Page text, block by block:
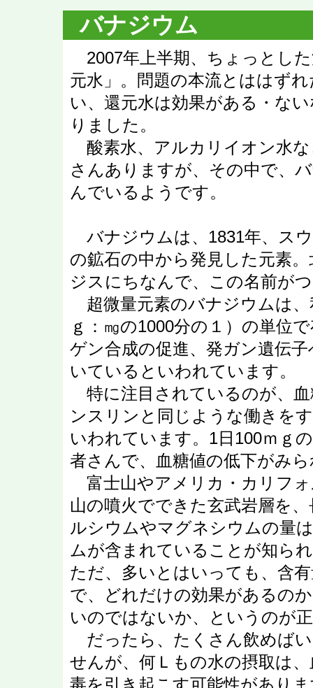
バナジウム
2007年上半期、ちょっとし
元水」。問題の本流とははず
い、還元水は効果がある・な
りました。
酸素水、アルカリイオン水
さんありますが、その中で、
んでいるようです。
バナジウムは、1831年、ス
の鉱石の中から発見した元素
ジスにちなんで、この名前が
超微量元素のバナジウムは
ｇ：㎎の1000分の１）の単位
ゲン合成の促進、発ガン遺伝
いているといわれています。
特に注目されているのが、
ンスリンと同じような働きを
いわれています。1日100ｍｇ
者さんで、血糖値の低下がみ
富士山やアメリカ・カリフ
山の噴火でできた玄武岩層を
ルシウムやマグネシウムの量
ムが含まれていることが知ら
ただ、多いとはいっても、含
で、どれだけの効果があるの
いのではないか、というのが
だったら、たくさん飲めば
せんが、何Ｌもの水の摂取は
毒を引き起こす可能性があり